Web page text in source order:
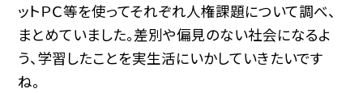
ットＰＣ等を使ってそれぞれ人権課題について調べ、
まとめていました。差別や偏見のない社会になるよ
う、学習したことを実生活にいかしていきたいです
ね。